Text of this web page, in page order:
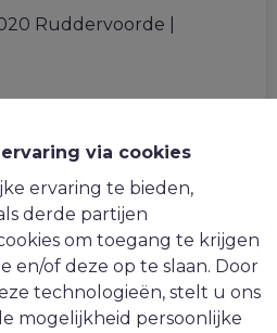
via cookies
ervaring te bieden,
derde partijen
om toegang te krijgen
en/of deze op te slaan. Door
technologieën, stelt u ons
mogelijkheid persoonlijke
Ruddervoorde
1